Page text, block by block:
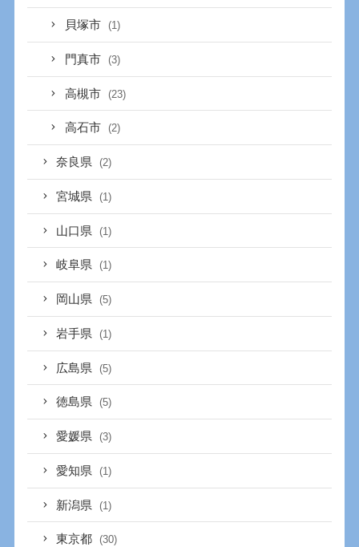
貝塚市 (1)
門真市 (3)
高槻市 (23)
高石市 (2)
奈良県 (2)
宮城県 (1)
山口県 (1)
岐阜県 (1)
岡山県 (5)
岩手県 (1)
広島県 (5)
徳島県 (5)
愛媛県 (3)
愛知県 (1)
新潟県 (1)
東京都 (30)